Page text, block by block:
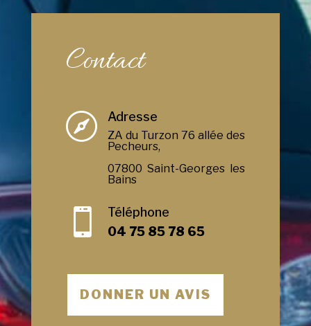
Contact
 Adresse
ZA du Turzon 76 allée des
Pecheurs,
07800 Saint-Georges les
Bains

Téléphone
04 75 85 78 65
DONNER UN AVIS